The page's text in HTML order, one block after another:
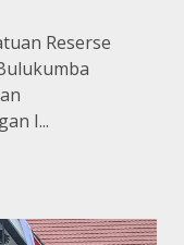
Reserse
I...